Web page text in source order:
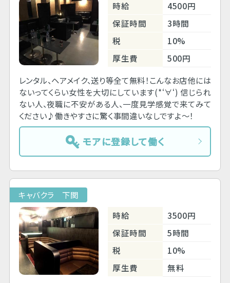
時給
4500円
保証時間
3時間
税
10%
厚生費
500円
レンタル、ヘアメイク、送り等全て無料！こんなお店他には
ないってくらい女性を大切にしています(*‘∀‘) 信じられ
ない人、夜職に不安がある人、一度見学感覚で来てみて
ください♪働きやすさに驚く事間違いなしですよ～！
モアに登録して働く
キャバクラ 下関
時給
3500円
保証時間
5時間
税
10%
厚生費
無料